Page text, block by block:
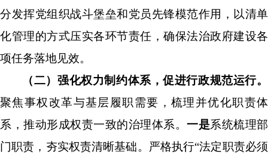
分发挥党组织战斗堡垒和党员先锋模范作用，以清单
化管理的方式压实各环节责任，确保法治政府建设各
项任务落地见效。
（二）强化权力制约体系，促进行政规范运行。
聚焦事权改革与基层履职需要，梳理并优化职责体
系，推动形成权责一致的治理体系。 一是系统梳理部
门职责，夯实权责清晰基础。
严格执行“法定职责必须